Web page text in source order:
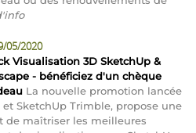
05/2020
Visualisation 3D SketchUp &
- bénéficiez d'un chèque
La nouvelle promotion lancée
SketchUp Trimble, propose une
maîtriser les meilleures